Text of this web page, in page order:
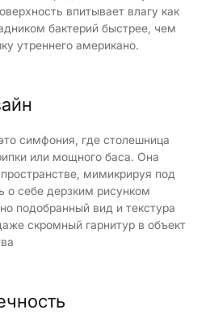
впитывает влагу как
бактерий быстрее, чем
утреннего американо.
симфония, где столешница
или мощного баса. Она
мимикрируя под
о себе дерзким рисунком
подобранный вид и текстура
скромный гарнитур в объект